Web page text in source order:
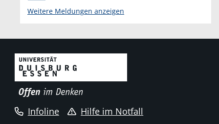
Weitere Meldungen anzeigen
Infoline
Hilfe im Notfall